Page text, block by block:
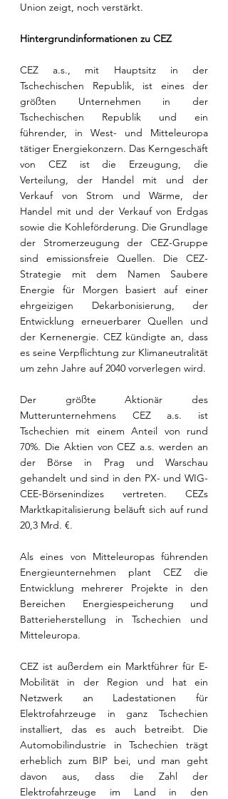
Union zeigt, noch verstärkt.
Hintergrundinformationen zu CEZ
CEZ a.s., mit Hauptsitz in der
Tschechischen Republik, ist eines der
größten Unternehmen in der
Tschechischen Republik und ein
führender, in West- und Mitteleuropa
tätiger Energiekonzern. Das Kerngeschäft
von CEZ ist die Erzeugung, die
Verteilung, der Handel mit und der
Verkauf von Strom und Wärme, der
Handel mit und der Verkauf von Erdgas
sowie die Kohleförderung. Die Grundlage
der Stromerzeugung der CEZ-Gruppe
sind emissionsfreie Quellen. Die CEZ-
Strategie mit dem Namen Saubere
Energie für Morgen basiert auf einer
ehrgeizigen Dekarbonisierung, der
Entwicklung erneuerbarer Quellen und
der Kernenergie. CEZ kündigte an, dass
es seine Verpflichtung zur Klimaneutralität
um zehn Jahre auf 2040 vorverlegen wird.
Der größte Aktionär des
Mutterunternehmens CEZ a.s. ist
Tschechien mit einem Anteil von rund
70%. Die Aktien von CEZ a.s. werden an
der Börse in Prag und Warschau
gehandelt und sind in den PX- und WIG-
CEE-Börsenindizes vertreten. CEZs
Marktkapitalisierung beläuft sich auf rund
20,3 Mrd. €.
Als eines von Mitteleuropas führenden
Energieunternehmen plant CEZ die
Entwicklung mehrerer Projekte in den
Bereichen Energiespeicherung und
Batterieherstellung in Tschechien und
Mitteleuropa.
CEZ ist außerdem ein Marktführer für E-
Mobilität in der Region und hat ein
Netzwerk an Ladestationen für
Elektrofahrzeuge in ganz Tschechien
installiert, das es auch betreibt. Die
Automobilindustrie in Tschechien trägt
erheblich zum BIP bei, und man geht
davon aus, dass die Zahl der
Elektrofahrzeuge im Land in den